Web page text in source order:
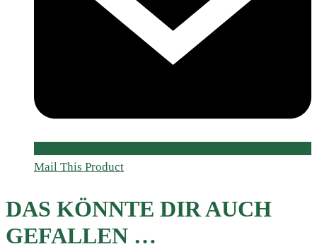
Mail This Product
DAS KÖNNTE DIR AUCH
GEFALLEN …